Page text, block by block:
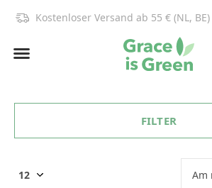
Kostenloser Versand ab 55 € (NL, BE)
FILTER